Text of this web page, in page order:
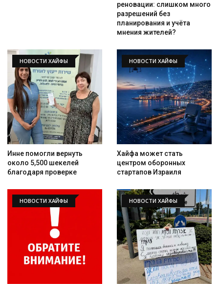
реновации: слишком много
разрешений без
планирования и учёта
мнения жителей?
НОВОСТИ ХАЙФЫ
Инне помогли вернуть
около 5,500 шекелей
благодаря проверке
НОВОСТИ ХАЙФЫ
Хайфа может стать
центром оборонных
стартапов Израиля
НОВОСТИ ХАЙФЫ НОВОСТИ ХАЙФЫ